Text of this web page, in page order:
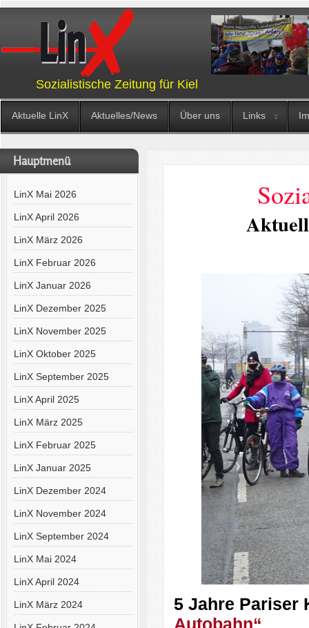
Sozialistische Zeitung für Kiel
Aktuelle LinX Aktuelles/News Über uns Links
Hauptmenü
LinX Mai 2026
LinX April 2026
LinX März 2026
LinX Februar 2026
LinX Januar 2026
LinX Dezember 2025
LinX November 2025
LinX Oktober 2025
LinX September 2025
LinX April 2025
LinX März 2025
LinX Februar 2025
LinX Januar 2025
LinX Dezember 2024
LinX November 2024
LinX September 2024
LinX Mai 2024
LinX April 2024
LinX März 2024
5 Jahre Pariser
Autobahn“